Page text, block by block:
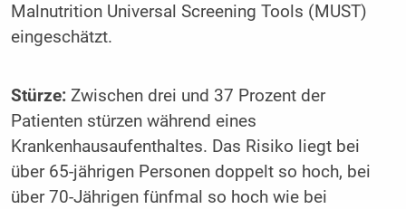
Malnutrition Universal Screening Tools (MUST)
eingeschätzt.
Stürze:Zwischen drei und 37 Prozent der
Patienten stürzen während eines
Krankenhausaufenthaltes. Das Risiko liegt bei
über 65-jährigen Personen doppelt so hoch, bei
über 70-Jährigen fünfmal so hoch wie bei